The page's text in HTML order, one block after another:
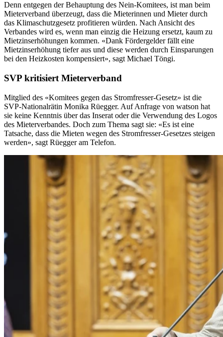
Denn entgegen der Behauptung des Nein-Komitees, ist man beim
Mieterverband überzeugt, dass die Mieterinnen und Mieter durch
das Klimaschutzgesetz profitieren würden. Nach Ansicht des
Verbandes wird es, wenn man einzig die Heizung ersetzt, kaum zu
Mietzinserhöhungen kommen. «Dank Fördergelder fällt eine
Mietzinserhöhung tiefer aus und diese werden durch Einsparungen
bei den Heizkosten kompensiert», sagt Michael Töngi.
SVP kritisiert Mieterverband
Mitglied des «Komitees gegen das Stromfresser-Gesetz» ist die
SVP-Nationalrätin Monika Rüegger. Auf Anfrage von watson hat
sie keine Kenntnis über das Inserat oder die Verwendung des Logos
des Mieterverbandes. Doch zum Thema sagt sie: «Es ist eine
Tatsache, dass die Mieten wegen des Stromfresser-Gesetzes steigen
werden», sagt Rüegger am Telefon.